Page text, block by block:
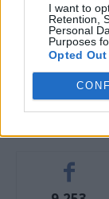
I want to
Retention,
Personal
Purposes
Opted Out
ARTICOLO
Il Sole 24 Ore
con un’edizione